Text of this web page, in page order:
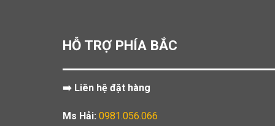
HỖ TRỢ PHÍA BẮC
➡️ Liên hệ đặt hàng
Ms Hải: 0981.056.066